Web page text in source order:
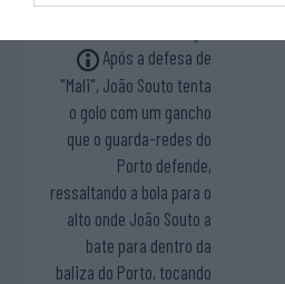
Após a defesa de
"Mali", João Souto tenta
o golo com um gancho
que o guarda-redes do
Porto defende,
ressaltando a bola para o
alto onde João Souto a
bate para dentro da
baliza do Porto, tocando